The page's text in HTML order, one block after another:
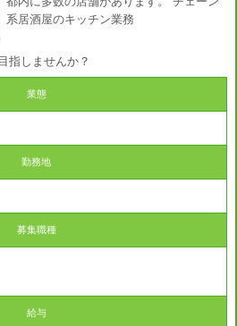
系居酒屋のキッチン業務
指しませんか？
業態
勤務地
募集職種
給与